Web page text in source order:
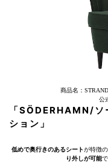
商品名：
公
「SÖDERHAMN/ソ
ション」
低めで奥行きのあるシートが特徴
り外しが可能